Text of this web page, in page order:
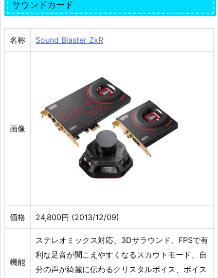
サウンドカード
名称 Sound Blaster ZxR
画像
価格 24,800円 (2013/12/09)
機能
ステレオミックス対応、3Dサラウンド、FPSで有
利な足音が聞こえやすくなるスカウトモード、自
分の声が綺麗に伝わるクリスタルボイス、ボイス